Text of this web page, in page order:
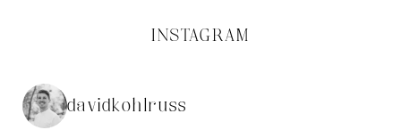
INSTAGRAM
davidkohlruss